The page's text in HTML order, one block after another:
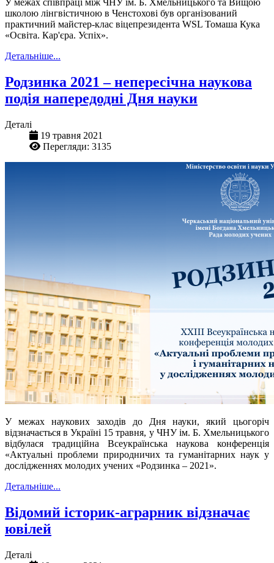
У межах співпраці між ЧНУ ім. Б. Хмельницького та Вищою
школою лінгвістичною в Ченстохові був організований
практичний майстер-клас віцепрезидента WSL Томаша Кука
«Освіта. Кар'єра. Успіх».
Детальніше...
Родзинка 2021 – непересічна наукова
подія напередодні Дня науки
Деталі
19 травня 2021
Перегляди: 3135
У межах наукових заходів до Дня науки, який цьогоріч
відзначається в Україні 15 травня, у ЧНУ ім. Б. Хмельницького
відбулася традиційна Всеукраїнська наукова конференція
«Актуальні проблеми природничих та гуманітарних наук у
дослідженнях молодих учених «Родзинка – 2021».
Детальніше...
Відомий історик-аграрник відзначає
ювілей
Деталі